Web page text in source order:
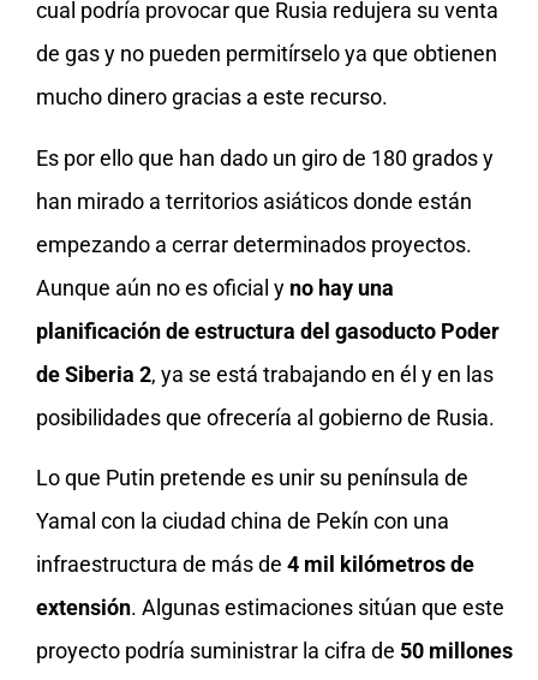
cual podría provocar que Rusia redujera su venta
de gas y no pueden permitírselo ya que obtienen
mucho dinero gracias a este recurso.
Es por ello que han dado un giro de 180 grados y
han mirado a territorios asiáticos donde están
empezando a cerrar determinados proyectos.
Aunque aún no es oficial y no hay una
planificación de estructura del gasoducto Poder
de Siberia 2, ya se está trabajando en él y en las
posibilidades que ofrecería al gobierno de Rusia.
Lo que Putin pretende es unir su península de
Yamal con la ciudad china de Pekín con una
infraestructura de más de 4 mil kilómetros de
extensión. Algunas estimaciones sitúan que este
proyecto podría suministrar la cifra de 50 millones